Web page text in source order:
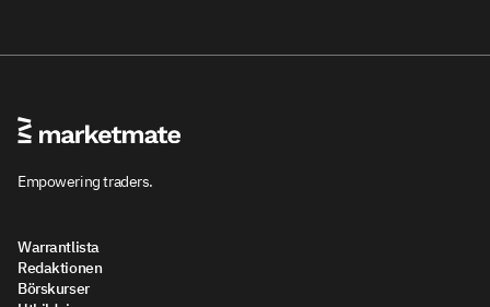
Empowering traders.
Warrantlista
Redaktionen
Börskurser